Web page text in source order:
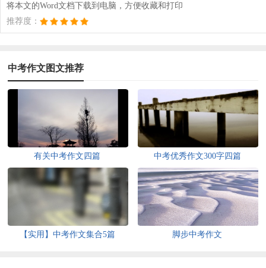
将本文的Word文档下载到电脑，方便收藏和打印
推荐度：
中考作文图文推荐
有关中考作文四篇 中考优秀作文300字四篇
【实用】中考作文集合5篇 脚步中考作文